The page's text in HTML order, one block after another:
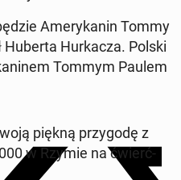
Ame­ry­ka­nin Tommy
Huberta Hur­ka­cza. Polski
Tommym Paulem
piękną przy­go­dę z
w Rzymie na ćwierć­